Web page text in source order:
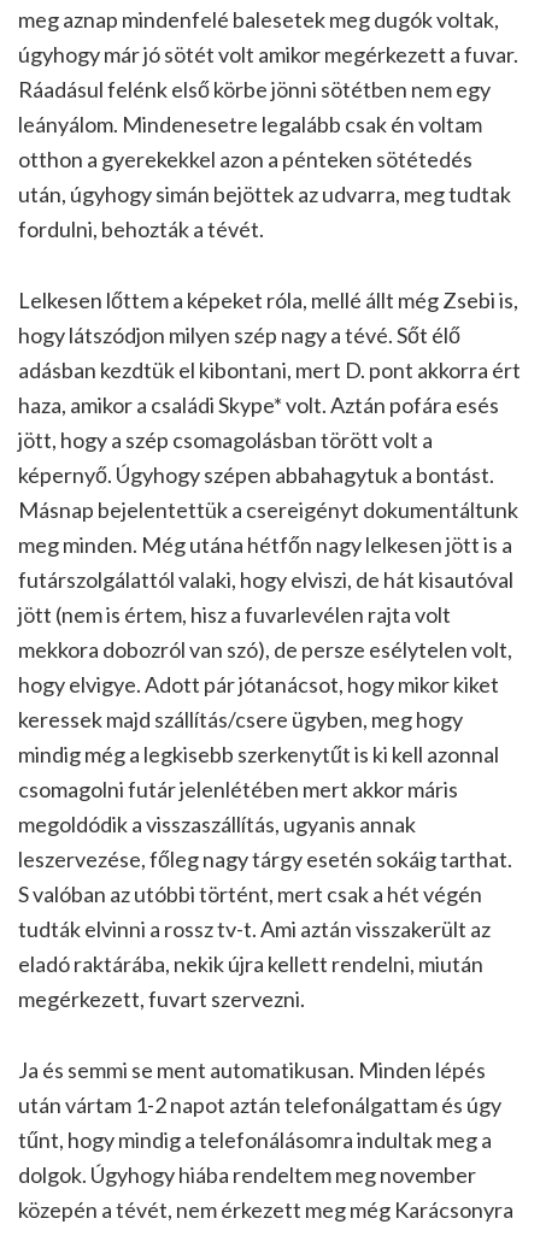
meg aznap mindenfelé balesetek meg dugók voltak,
úgyhogy már jó sötét volt amikor megérkezett a fuvar.
Ráadásul felénk első körbe jönni sötétben nem egy
leányálom. Mindenesetre legalább csak én voltam
otthon a gyerekekkel azon a pénteken sötétedés
után, úgyhogy simán bejöttek az udvarra, meg tudtak
fordulni, behozták a tévét.
Lelkesen lőttem a képeket róla, mellé állt még Zsebi is,
hogy látszódjon milyen szép nagy a tévé. Sőt élő
adásban kezdtük el kibontani, mert D. pont akkorra ért
haza, amikor a családi Skype* volt. Aztán pofára esés
jött, hogy a szép csomagolásban törött volt a
képernyő. Úgyhogy szépen abbahagytuk a bontást.
Másnap bejelentettük a csereigényt dokumentáltunk
meg minden. Még utána hétfőn nagy lelkesen jött is a
futárszolgálattól valaki, hogy elviszi, de hát kisautóval
jött (nem is értem, hisz a fuvarlevélen rajta volt
mekkora dobozról van szó), de persze esélytelen volt,
hogy elvigye. Adott pár jótanácsot, hogy mikor kiket
keressek majd szállítás/csere ügyben, meg hogy
mindig még a legkisebb szerkenytűt is ki kell azonnal
csomagolni futár jelenlétében mert akkor máris
megoldódik a visszaszállítás, ugyanis annak
leszervezése, főleg nagy tárgy esetén sokáig tarthat.
S valóban az utóbbi történt, mert csak a hét végén
tudták elvinni a rossz tv-t. Ami aztán visszakerült az
eladó raktárába, nekik újra kellett rendelni, miután
megérkezett, fuvart szervezni.
Ja és semmi se ment automatikusan. Minden lépés
után vártam 1-2 napot aztán telefonálgattam és úgy
tűnt, hogy mindig a telefonálásomra indultak meg a
dolgok. Úgyhogy hiába rendeltem meg november
közepén a tévét, nem érkezett meg még Karácsonyra